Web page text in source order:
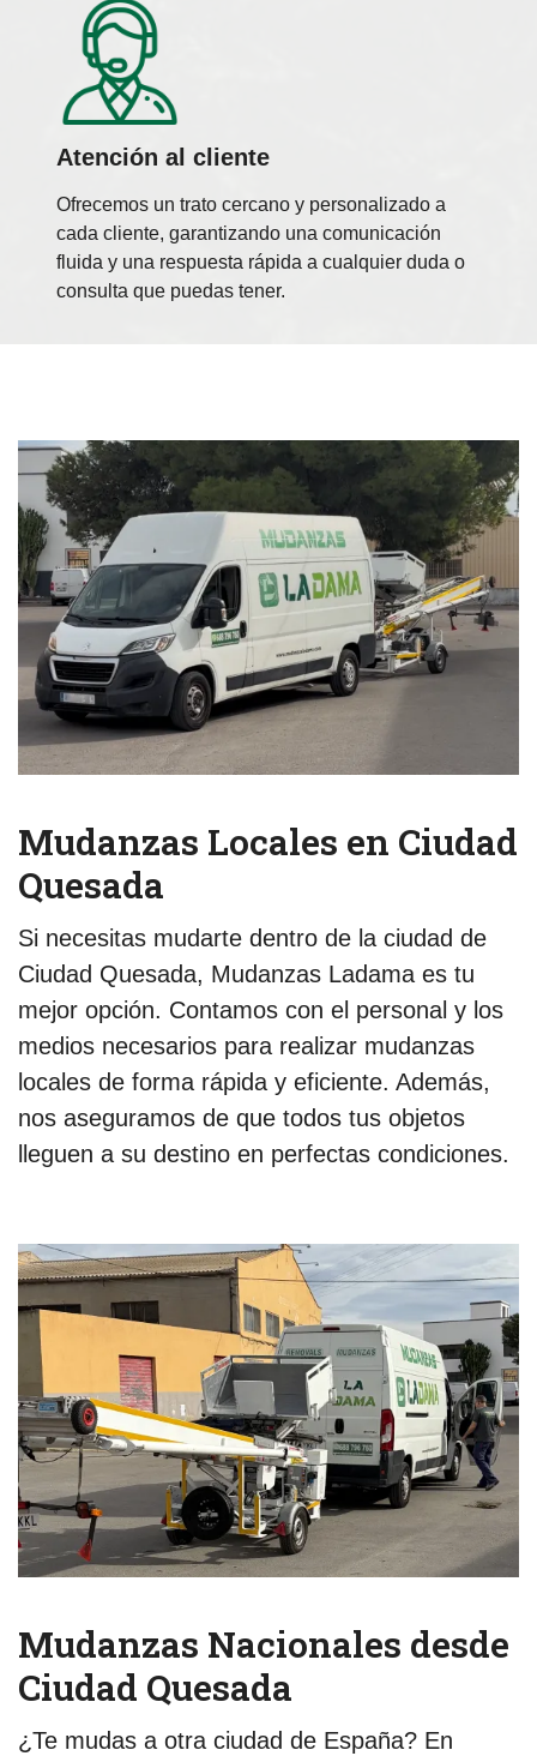
Atención al cliente
Ofrecemos un trato cercano y personalizado a
cada cliente, garantizando una comunicación
fluida y una respuesta rápida a cualquier duda o
consulta que puedas tener.
Mudanzas Locales en Ciudad
Quesada
Si necesitas mudarte dentro de la ciudad de
Ciudad Quesada, Mudanzas Ladama es tu
mejor opción. Contamos con el personal y los
medios necesarios para realizar mudanzas
locales de forma rápida y eficiente. Además,
nos aseguramos de que todos tus objetos
lleguen a su destino en perfectas condiciones.
Mudanzas Nacionales desde
Ciudad Quesada
¿Te mudas a otra ciudad de España? En